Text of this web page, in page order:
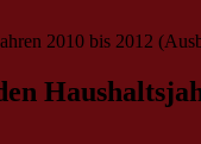
2010 bis 2012